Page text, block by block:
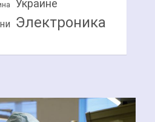
Украине
Электроника